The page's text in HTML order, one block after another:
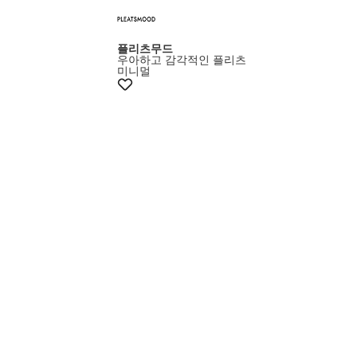
플리츠무드
우아하고 감각적인 플리츠
미니멀